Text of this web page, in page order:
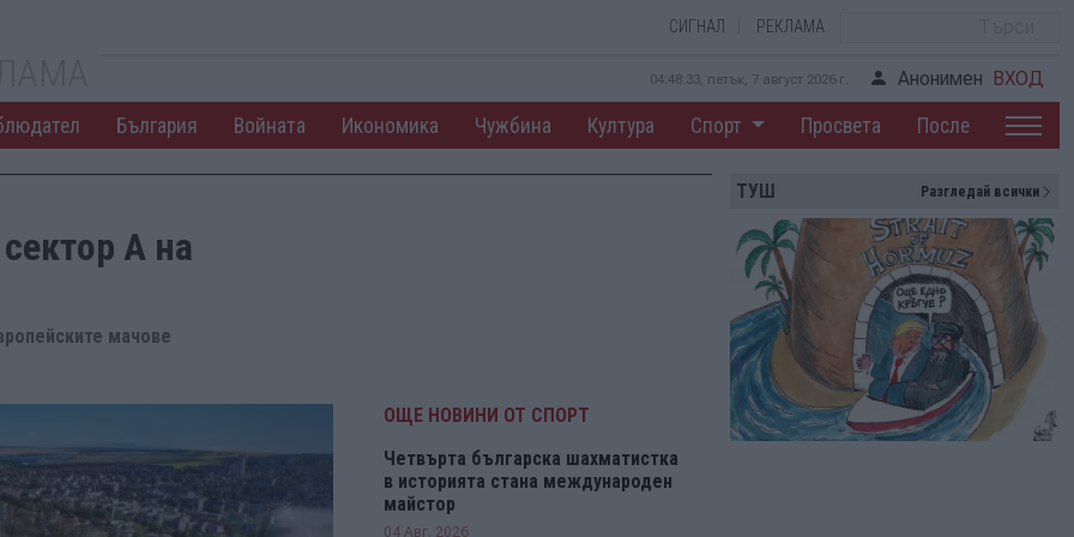
СИГНАЛ РЕКЛАМА
04:48:34, петък, 7 август 2026 г. Анонимен ВХОД
България Войната Икономика Чужбина Култура Спорт Просвета После
А на
мачове
ОЩЕ НОВИНИ ОТ СПОРТ
Четвърта българска шахматистка
в историята стана международен
майстор
04 Авг. 2026
ТУШ Разгледай всички